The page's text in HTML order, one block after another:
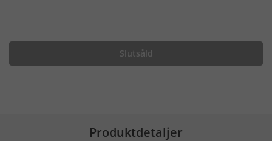
Slutsåld
Produktdetaljer